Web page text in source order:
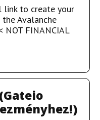
link to create your
Avalanche
NOT FINANCIAL